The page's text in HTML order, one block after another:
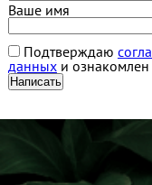
Ваше имя
Подтверждаю
данныхи ознакомлен